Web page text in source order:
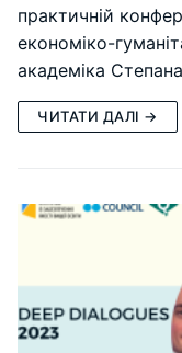
практичній
економіко-
академіка
ЧИТАТИ ДАЛІ →